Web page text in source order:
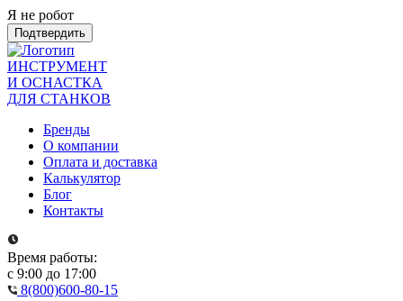
Я не робот
Подтвердить
ИНСТРУМЕНТ
И ОСНАСТКА
ДЛЯ СТАНКОВ
Бренды
О компании
Оплата и доставка
Калькулятор
Блог
Контакты
Время работы:
с 9:00 до 17:00
8(800)600-80-15